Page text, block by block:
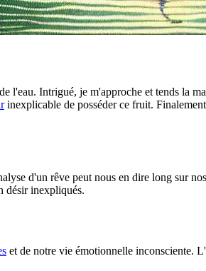
Intrigué, je m'approche et tends la
inexplicable de posséder ce fruit.
d'un rêve peut nous en dire long sur
désir inexpliqués.
et de notre vie émotionnelle inconsciente. L'